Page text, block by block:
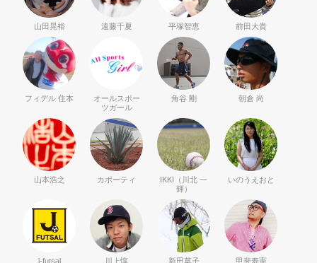
山田晃裕 遠藤千夏 平塚智恵 前田大貴
フィデル 住本
オールスポー
ツガール
角谷 剛 朝倉 尚
山本浩之 カポーティ
IKKI（川北 一
輝）
いのうえおと
j-futsal 川上惇 新田草子 甲斐寿憲